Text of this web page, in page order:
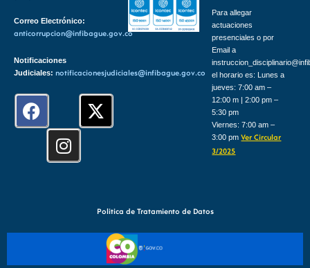
Correo Electrónico:
anticorrupcion@infibague.gov.co
Notificaciones
Judiciales: notificacionesjudiciales@infibague.gov.co
F
a
X
-
t
s
t
Para allegar
actuaciones
presenciales o por
Email a
el horario es: Lunes a
jueves: 7:00 am –
12:00 m | 2:00 pm –
5:30 pm
Viernes: 7:00 am –
3:00 pmVer Circular
3/2025
Politica de Tratamiento de Datos